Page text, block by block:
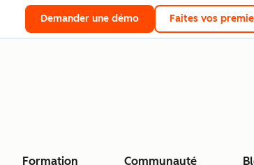
Demander une démo Faites vos
Formation Communauté